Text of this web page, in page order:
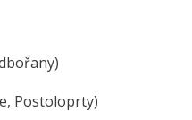
Postoloprty)